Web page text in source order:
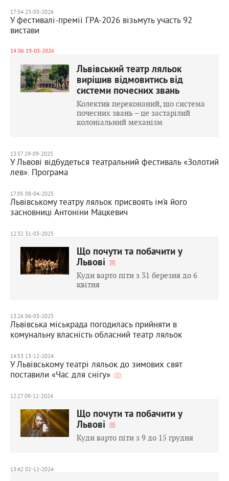
17:54 23-03-2026
У фестивалі-премії ГРА-2026 візьмуть участь 92
вистави
14:06 19-03-2026
Львівський театр ляльок
вирішив відмовитись від
системи почесних звань
Колектив переконаний, що система
почесних звань – це застарілий
колоніальний механізм
13:57 29-09-2025
У Львові відбудеться театральний фестиваль «Золотий
лев». Програма
17:05 08-04-2025
Львівському театру ляльок присвоять ім’я його
засновниці Антоніни Мацкевич
12:32 31-03-2025
Що почути та побачити у
Львові
Куди варто піти з 31 березня до 6
квітня
13:26 06-03-2025
Львівська міськрада погодилась прийняти в
комунальну власність обласний театр ляльок
14:53 13-12-2024
У Львівському театрі ляльок до зимових свят
поставили «Час для снігу»
12:27 09-12-2024
Що почути та побачити у
Львові
Куди варто піти з 9 до 15 грудня
13:42 02-12-2024